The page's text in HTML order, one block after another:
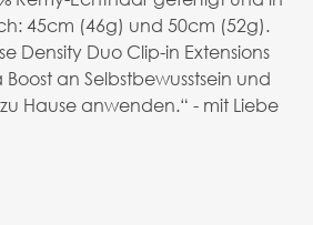
45cm (46g) und 50cm (52g).
Density Duo Clip-in Extensions
an Selbstbewusstsein und
Hause anwenden.“ - mit Liebe